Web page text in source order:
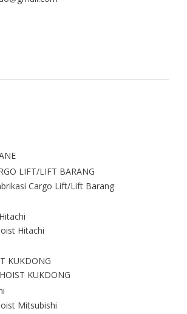
LIFT/LIFT BARANG
Cargo Lift/Lift Barang
Hitachi
KUKDONG
KUKDONG
Mitsubishi